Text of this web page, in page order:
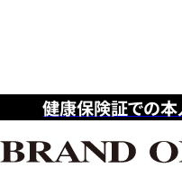
健康保険証での